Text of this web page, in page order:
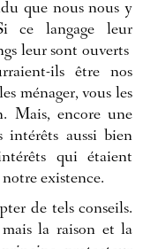
que nous nous y
ce langage leur
leur sont ouverts
ils être nos
ménager, vous les
Mais, encore une
intérêts aussi bien
qui étaient
notre existence.
de tels conseils.
la raison et la